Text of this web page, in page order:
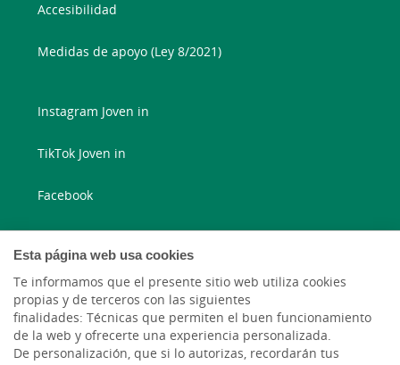
Esta página web usa cookies
Te informamos que el presente sitio web utiliza cookies
propias y de terceros con las siguientes
finalidades: Técnicas que permiten el buen funcionamiento
de la web y ofrecerte una experiencia personalizada.
De personalización, que si lo autorizas, recordarán tus
Accesibilidad
Medidas de apoyo (Ley 8/2021)
Instagram Joven in
TikTok Joven in
Facebook
X
LinkedIn